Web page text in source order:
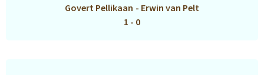
Govert Pellikaan - Erwin van Pelt
1 - 0